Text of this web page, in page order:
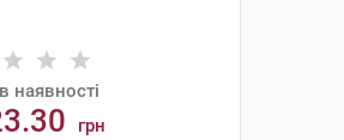
наявності
грн